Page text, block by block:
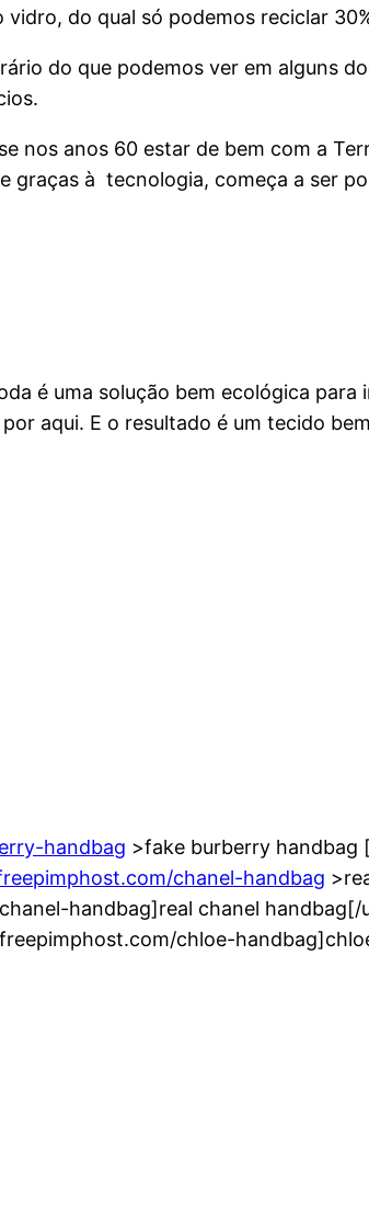
do qual só podemos reciclar
do que podemos ver em alguns
nos anos 60 estar de bem com a
graças à tecnologia, começa a ser
é uma solução bem ecológica para
aqui. E o resultado é um tecido
handbag >fake burberry
chanel-handbag
handbag]real chanel handbag[/
chloe-